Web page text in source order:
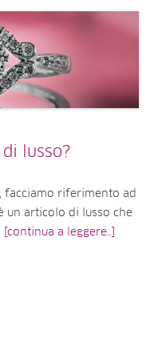
lusso?
facciamo riferimento ad
un articolo di lusso che
[continua a leggere..]